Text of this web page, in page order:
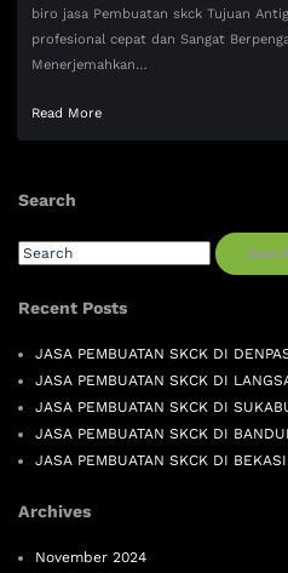
biro jasa Pembuatan skck Tujuan
profesional cepat dan Sangat
Menerjemahkan…
Read More
Search
Recent Posts
JASA PEMBUATAN SKCK DI
JASA PEMBUATAN SKCK DI
JASA PEMBUATAN SKCK DI
JASA PEMBUATAN SKCK DI
JASA PEMBUATAN SKCK DI BEKASI
Archives
November 2024